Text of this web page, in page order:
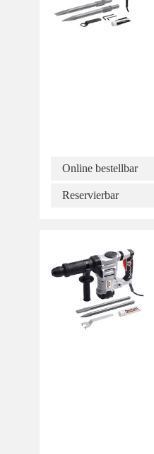
Online bestellbar
Reservierbar